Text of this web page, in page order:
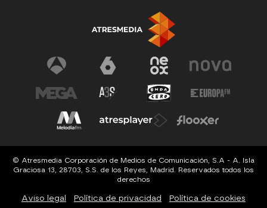
© Atresmedia Corporación de Medios de Comunicación, S.A - A. Isla
Graciosa 13, 28703, S.S. de los Reyes, Madrid. Reservados todos los
derechos
Aviso legal Política de privacidad Política de cookies